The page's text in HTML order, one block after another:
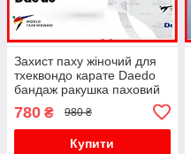
Захист паху жіночий для
тхеквондо карате Daedo
бандаж ракушка паховий
мистецтв боротьби
780 ₴ 980 ₴
Купити